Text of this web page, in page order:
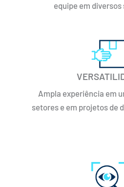
equipe em
Ampla experiência em
setores e em projetos de